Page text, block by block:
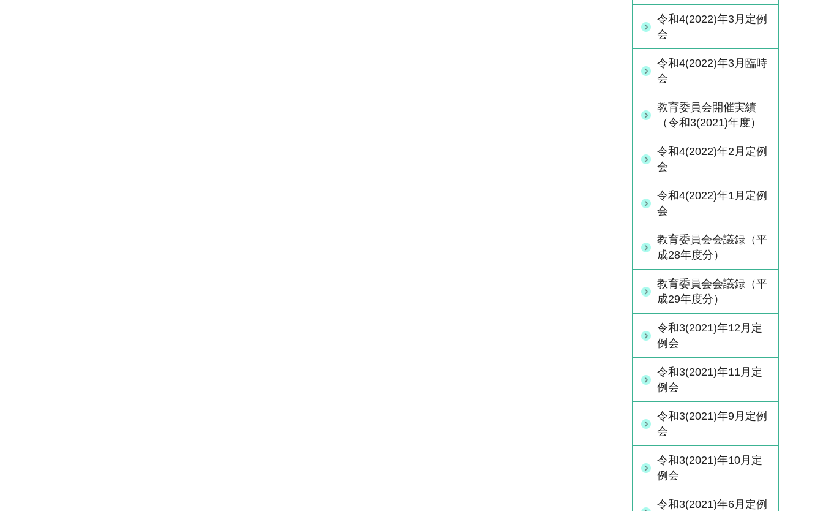
令和4(2022)年3月定例
会
令和4(2022)年3月臨時
会
教育委員会開催実績
（令和3(2021)年度）
令和4(2022)年2月定例
会
令和4(2022)年1月定例
会
教育委員会会議録（平
成28年度分）
教育委員会会議録（平
成29年度分）
令和3(2021)年12月定
例会
令和3(2021)年11月定
例会
令和3(2021)年9月定例
会
令和3(2021)年10月定
例会
令和3(2021)年6月定例